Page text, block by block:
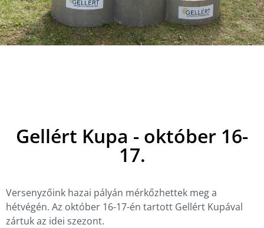
Gellért Kupa - október 16-
17.
Versenyzőink hazai pályán mérkőzhettek meg a
hétvégén. Az október 16-17-én tartott Gellért Kupával
zártuk az idei szezont.